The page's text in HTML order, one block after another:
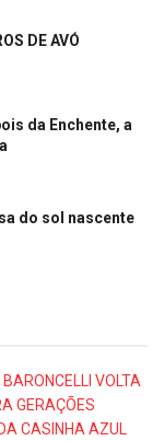
DE AVÓ
da Enchente, a
do sol nascente
VOLTA
GERAÇÕES
CASINHA AZUL